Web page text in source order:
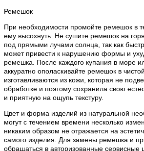
Ремешок
При необходимости промойте ремешок в
ему высохнуть. Не сушите ремешок на
под прямыми лучами солнца, так как
может привести к нарушению формы и
ремешка. После каждого купания в море
аккуратно ополаскивайте ремешок в
изготавливаются из кожи, которая не
обработке и поэтому сохранила свою
и приятную на ощупь текстуру.
Цвет и форма изделий из натуральной
могут с течением времени несколько
никаким образом не отражается на
самого изделия. Для замены ремешка и
обращаться в авторизованные сервисные